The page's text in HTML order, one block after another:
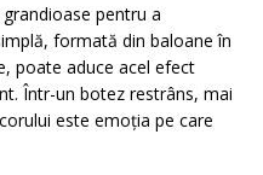
pentru a
formată din baloane în
poate aduce acel efect
Într-un botez restrâns, mai
este emoția pe care